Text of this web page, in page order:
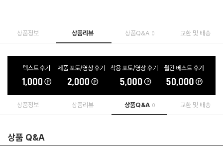
상품정보 상품리뷰 상품Q&A 0 교환 및 배송
상품정보 상품리뷰 상품Q&A 0 교환 및 배송
상품 Q&A